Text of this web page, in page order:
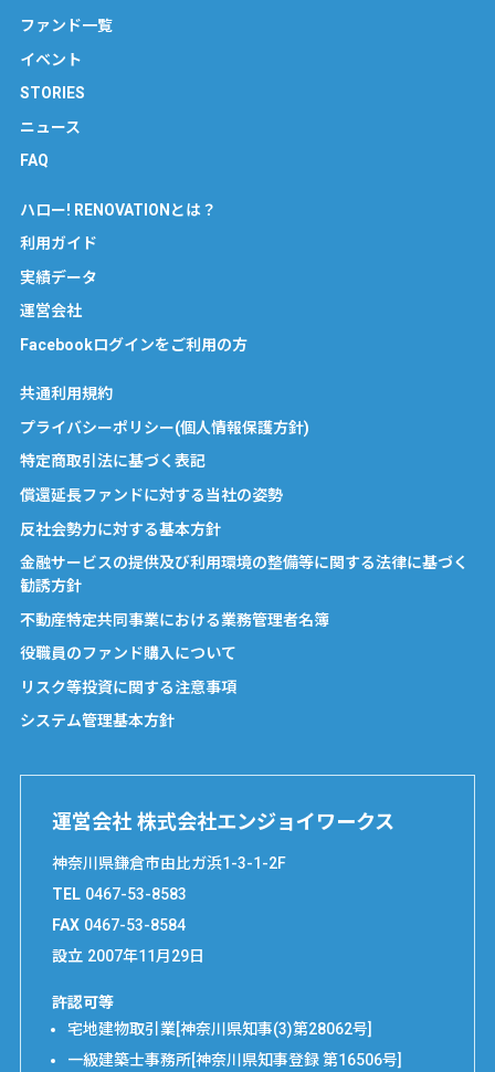
ファンド一覧
イベント
STORIES
ニュース
FAQ
ハロー! RENOVATIONとは？
利用ガイド
実績データ
運営会社
Facebookログインをご利用の方
共通利用規約
プライバシーポリシー(個人情報保護方針)
特定商取引法に基づく表記
償還延長ファンドに対する当社の姿勢
反社会勢力に対する基本方針
金融サービスの提供及び利用環境の整備等に関する法律に基づく
勧誘方針
不動産特定共同事業における業務管理者名簿
役職員のファンド購入について
リスク等投資に関する注意事項
システム管理基本方針
運営会社 株式会社エンジョイワークス
神奈川県鎌倉市由比ガ浜1-3-1-2F
TEL 0467-53-8583
FAX 0467-53-8584
設立 2007年11月29日
許認可等
宅地建物取引業[神奈川県知事(3)第28062号]
一級建築士事務所[神奈川県知事登録 第16506号]